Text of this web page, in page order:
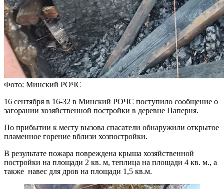
Фото: Минский РОЧС
16 сентября в 16-32 в Минский РОЧС поступило сообщение о
загорании хозяйственной постройки в деревне Паперня.
По прибытии к месту вызова спасатели обнаружили открытое
пламенное горение вблизи хозпостройки.
В результате пожара повреждена крыша хозяйственной
постройки на площади 2 кв. м, теплица на площади 4 кв. м., а
также навес для дров на площади 1,5 кв.м.